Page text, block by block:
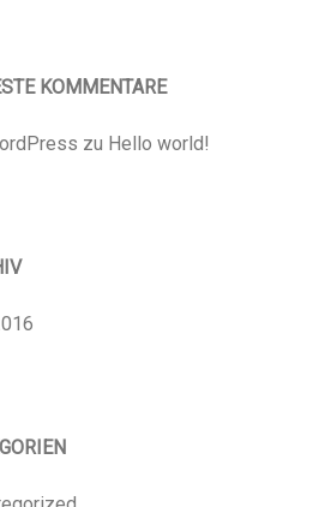
KOMMENTARE
zu Hello world!